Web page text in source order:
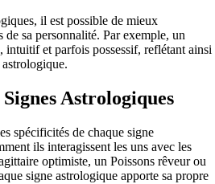
il est possible de mieux
de sa personnalité. Par exemple, un
intuitif et parfois possessif, reflétant ainsi
astrologique.
Astrologiques
spécificités de chaque signe
ils interagissent les uns avec les
optimiste, un Poissons rêveur ou
signe astrologique apporte sa propre